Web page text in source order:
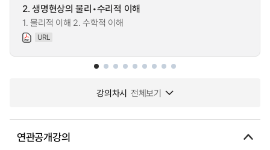
2. 생명현상의 물리•수리적 이해
1. 물리적 이해 2. 수학적 이해
URL
강의차시 전체보기
연관공개강의